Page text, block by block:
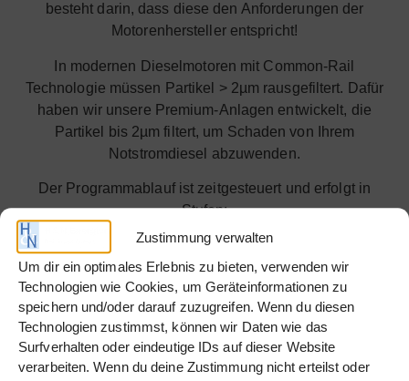
Zustimmung verwalten
Um dir ein optimales Erlebnis zu bieten, verwenden wir
Technologien wie Cookies, um Geräteinformationen zu
speichern und/oder darauf zuzugreifen. Wenn du diesen
Technologien zustimmst, können wir Daten wie das
Surfverhalten oder eindeutige IDs auf dieser Website
verarbeiten. Wenn du deine Zustimmung nicht erteilst oder
besteht darin, dass diese den Anforderungen der
Motorenhersteller entspricht!
In modernen Dieselmotoren mit Common-Rail
Technologie müssen Partikel > 2µm rausgefiltert. Dafür
haben wir unsere Premium-Anlagen entwickelt, die
Partikel bis 2µm filtert, um Schaden von Ihrem
Notstromdiesel abzuwenden.
Der Programmablauf ist zeitgesteuert und erfolgt in
Stufen:
Ausschalten und Entfernen von Mikroben ohne
chemische Zusätze
Partikelfiltration bis zu 2 µm
Separation von freiem und emulgiertem Wasser
Die Anlage erkennt, wenn ihre Filter die Grenze der